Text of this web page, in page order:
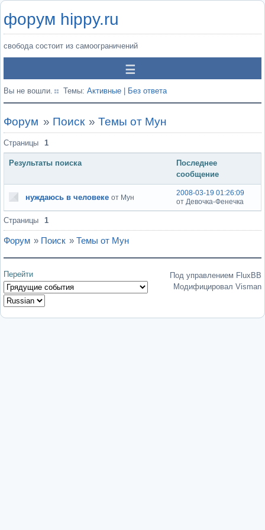
форум hippy.ru
свобода состоит из самоограничений
Вы не вошли. Темы: Активные Без ответа
Форум » Поиск »Темы от Мун
Страницы 1
Результаты поиска
Последнее
сообщение
нуждаюсь в человеке от Мун
2008-03-19 01:26:09
от Девочка-Фенечка
Страницы 1
Форум » Поиск » Темы от Мун
Перейти
Под управлением FluxBB
Модифицировал Visman